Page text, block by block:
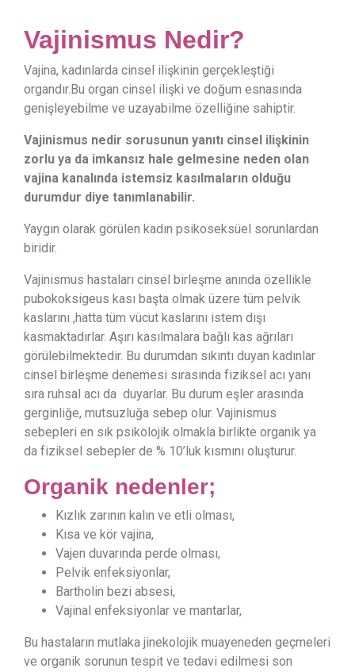
Vajinismus Nedir?
Vajina, kadınlarda cinsel ilişkinin gerçekleştiği
organdır.Bu organ cinsel ilişki ve doğum esnasında
genişleyebilme ve uzayabilme özelliğine sahiptir.
Vajinismus nedir sorusunun yanıtı cinsel ilişkinin
zorlu ya da imkansız hale gelmesine neden olan
vajina kanalında istemsiz kasılmaların olduğu
durumdur diye tanımlanabilir.
Yaygın olarak görülen kadın psikoseksüel sorunlardan
biridir.
Vajinismus hastaları cinsel birleşme anında özellikle
pubokoksigeus kası başta olmak üzere tüm pelvik
kaslarını ,hatta tüm vücut kaslarını istem dışı
kasmaktadırlar. Aşırı kasılmalara bağlı kas ağrıları
görülebilmektedir. Bu durumdan sıkıntı duyan kadınlar
cinsel birleşme denemesi sırasında fiziksel acı yanı
sıra ruhsal acı da duyarlar. Bu durum eşler arasında
gerginliğe, mutsuzluğa sebep olur. Vajinismus
sebepleri en sık psikolojik olmakla birlikte organik ya
da fiziksel sebepler de % 10’luk kısmını oluşturur.
Organik nedenler;
Kızlık zarının kalın ve etli olması,
Kısa ve kör vajina,
Vajen duvarında perde olması,
Pelvik enfeksiyonlar,
Bartholin bezi absesi,
Vajinal enfeksiyonlar ve mantarlar,
Bu hastaların mutlaka jinekolojik muayeneden geçmeleri
ve organik sorunun tespit ve tedavi edilmesi son